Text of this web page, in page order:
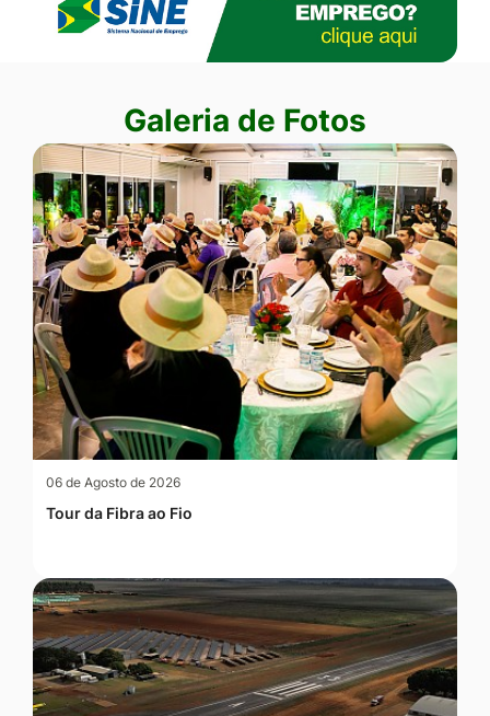
Seção Galeria de Fotos
Galeria de Fotos
06 de Agosto de 2026
Tour da Fibra ao Fio